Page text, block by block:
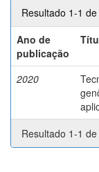
Resultado 1-1 de
Ano de
publicação
2020
Resultado 1-1 de